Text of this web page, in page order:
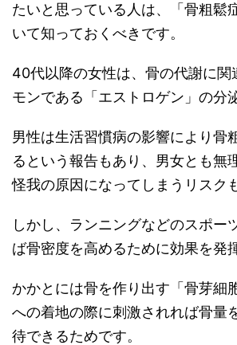
たいと思っている人は、「骨粗鬆
いて知っておくべきです。
40代以降の女性は、骨の代謝に関
モンである「エストロゲン」の分
男性は生活習慣病の影響により骨
るという報告もあり、男女とも無
怪我の原因になってしまうリスクも
しかし、ランニングなどのスポー
ば骨密度を高めるために効果を発
かかとには骨を作り出す「骨芽細
への着地の際に刺激されれば骨量
待できるためです。